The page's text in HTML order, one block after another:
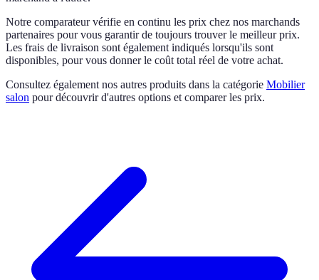
Notre comparateur vérifie en continu les prix chez nos marchands
partenaires pour vous garantir de toujours trouver le meilleur prix.
Les frais de livraison sont également indiqués lorsqu'ils sont
disponibles, pour vous donner le coût total réel de votre achat.
Consultez également nos autres produits dans la catégorie Mobilier
salon pour découvrir d'autres options et comparer les prix.